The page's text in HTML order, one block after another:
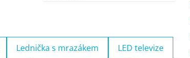
Lednička s mrazákem LED televize